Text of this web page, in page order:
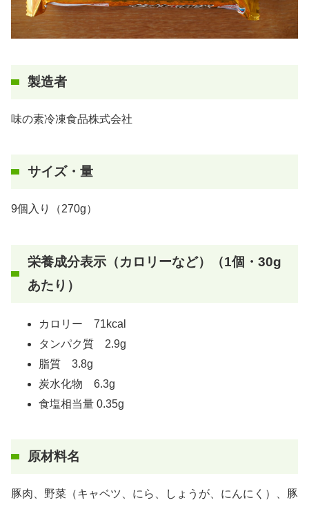
製造者
味の素冷凍食品株式会社
サイズ・量
9個入り（270g）
栄養成分表示（カロリーなど）（1個・30g
あたり）
カロリー 71kcal
タンパク質 2.9g
脂質 3.8g
炭水化物 6.3g
食塩相当量 0.35g
原材料名
豚肉、野菜（キャベツ、にら、しょうが、にんにく）、豚